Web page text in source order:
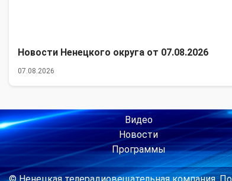
Новости Ненецкого округа от 07.08.2026
07.08.2026
Видео
Новости
Программы